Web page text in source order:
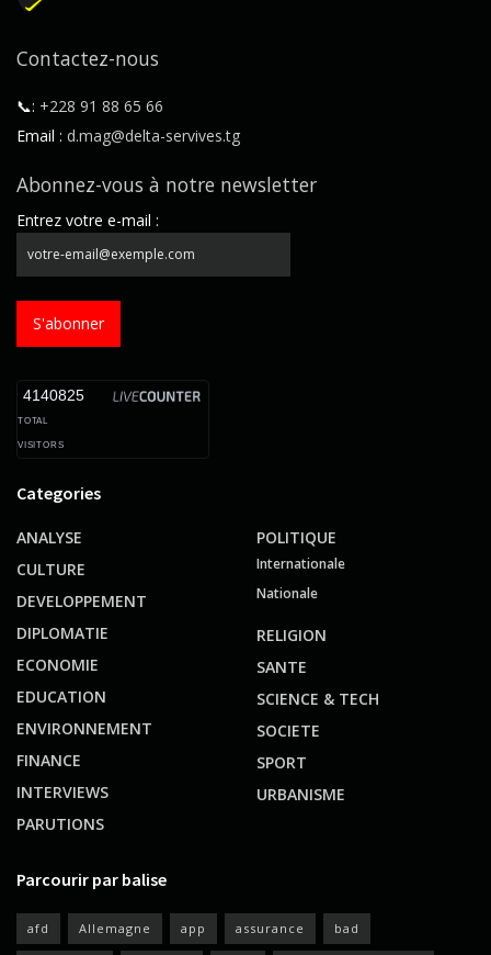
Contactez-nous
📞: +228 91 88 65 66
Email : d.mag@delta-servives.tg
Abonnez-vous à notre newsletter
Entrez votre e-mail :
S'abonner
4140825
TOTAL
VISITORS
Categories
ANALYSE
CULTURE
DEVELOPPEMENT
DIPLOMATIE
ECONOMIE
EDUCATION
ENVIRONNEMENT
FINANCE
INTERVIEWS
PARUTIONS
POLITIQUE
Internationale
Nationale
RELIGION
SANTE
SCIENCE & TECH
SOCIETE
SPORT
URBANISME
Parcourir par balise
afd Allemagne app assurance bad